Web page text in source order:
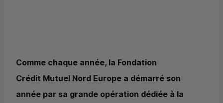
Comme chaque année, la Fondation
Crédit Mutuel Nord Europe a démarré son
année par sa grande opération dédiée à la